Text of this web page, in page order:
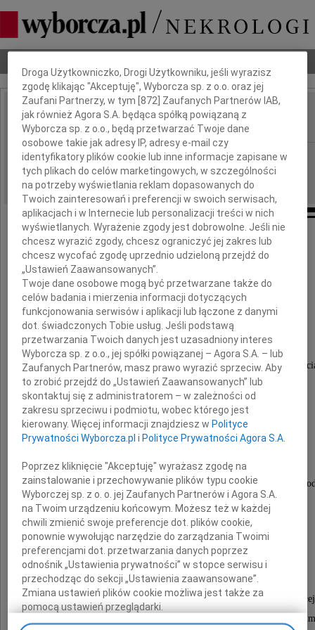
IMIĘ I NAZWISKO: Alicja Kosińska
REGION: Warszawa
DATA EMISJI: 16.06.2026
Dnia 2 czerwca 2026 roku, w wieku 95 lat,
odeszła nasza ukochana Mama, Babcia i
Alicja Kosińska
Przeżyła piękne i długie życie.
Pozostanie na zawsze w naszych sercach, pamięci i
Msza święta żałobna odbędzie się
dnia 19 czerwca 2026 roku o godzinie 10:30
w kościele Świętej Anny w Wilanowie.
Po nabożeństwie nastąpi odprowadzenie Zmarłej
do grobu rodzinnego na Cmentarzu
Dbamy o Twoją prywatność
Droga Użytkowniczko, Drogi Użytkowniku, jeśli wyrazisz
zgodę klikając "Akceptuję", Wyborcza sp. z o.o. oraz jej
Zaufani Partnerzy, w tym [872 ] Zaufanych Partnerów IAB,
jak również Agora S.A. będąca spółką powiązaną z
Wyborcza sp. z o.o., będą przetwarzać Twoje dane
osobowe takie jak adresy IP, adresy e-mail czy
identyfikatory plików cookie lub inne informacje zapisane w
tych plikach do celów marketingowych, w szczególności
na potrzeby wyświetlania reklam dopasowanych do
Twoich zainteresowań i preferencji w swoich serwisach,
aplikacjach i w Internecie lub personalizacji treści w nich
wyświetlanych. Wyrażenie zgody jest dobrowolne. Jeśli nie
chcesz wyrazić zgody, chcesz ograniczyć jej zakres lub
chcesz wycofać zgodę uprzednio udzieloną przejdź do
„Ustawień Zaawansowanych”.
Twoje dane osobowe mogą być przetwarzane także do
celów badania i mierzenia informacji dotyczących
funkcjonowania serwisów i aplikacji lub łączone z danymi
dot. świadczonych Tobie usług. Jeśli podstawą
przetwarzania Twoich danych jest uzasadniony interes
Wyborcza sp. z o.o., jej spółki powiązanej – Agora S.A. – lub
Zaufanych Partnerów, masz prawo wyrazić sprzeciw. Aby
to zrobić przejdź do „Ustawień Zaawansowanych” lub
skontaktuj się z administratorem – w zależności od
zakresu sprzeciwu i podmiotu, wobec którego jest
kierowany. Więcej informacji znajdziesz w Polityce
Prywatności Wyborcza.pl i Polityce Prywatności Agora S.A.
Poprzez kliknięcie "Akceptuję" wyrażasz zgodę na
zainstalowanie i przechowywanie plików typu cookie
Wyborczej sp. z o. o. jej Zaufanych Partnerów i Agora S.A.
na Twoim urządzeniu końcowym. Możesz też w każdej
chwili zmienić swoje preferencje dot. plików cookie,
ponownie wywołując narzędzie do zarządzania Twoimi
preferencjami dot. przetwarzania danych poprzez
odnośnik „Ustawienia prywatności” w stopce serwisu i
przechodząc do sekcji „Ustawienia zaawansowane”.
Zmiana ustawień plików cookie możliwa jest także za
pomocą ustawień przeglądarki.